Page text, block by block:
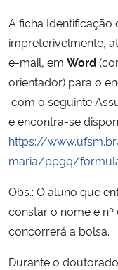
Ministério do
Controladoria-Geral da
Ministério da Mulher, da
Secretaria-Geral
Gabinete de Segurança
A ficha Identificação
impreterivelmente,
e-mail, em Word
orientador) para o
com o seguinte
e encontra-se
https://
maria/ppgq/
Obs.: O aluno que
constar o nome e
concorrerá a bolsa.
Durante o